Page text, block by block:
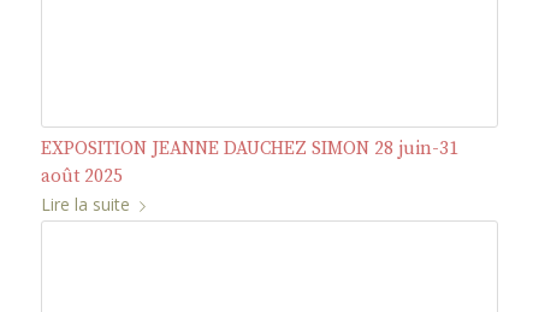
EXPOSITION JEANNE DAUCHEZ SIMON 28 juin-31
août 2025
Lire la suite